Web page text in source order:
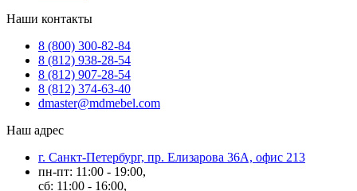
Наши контакты
8 (800) 300-82-84
8 (812) 938-28-54
8 (812) 907-28-54
8 (812) 374-63-40
dmaster@mdmebel.com
Наш адрес
г. Санкт-Петербург, пр. Елизарова 36А, офис 213
пн-пт: 11:00 - 19:00,
сб: 11:00 - 16:00,